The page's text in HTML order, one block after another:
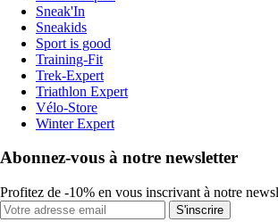
Sneak'In
Sneakids
Sport is good
Training-Fit
Trek-Expert
Triathlon Expert
Vélo-Store
Winter Expert
Abonnez-vous à notre newsletter
Profitez de -10% en vous inscrivant à notre
S'inscrire